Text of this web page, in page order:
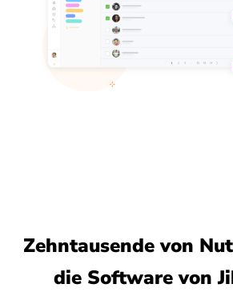
Zehntausende von
die Software von